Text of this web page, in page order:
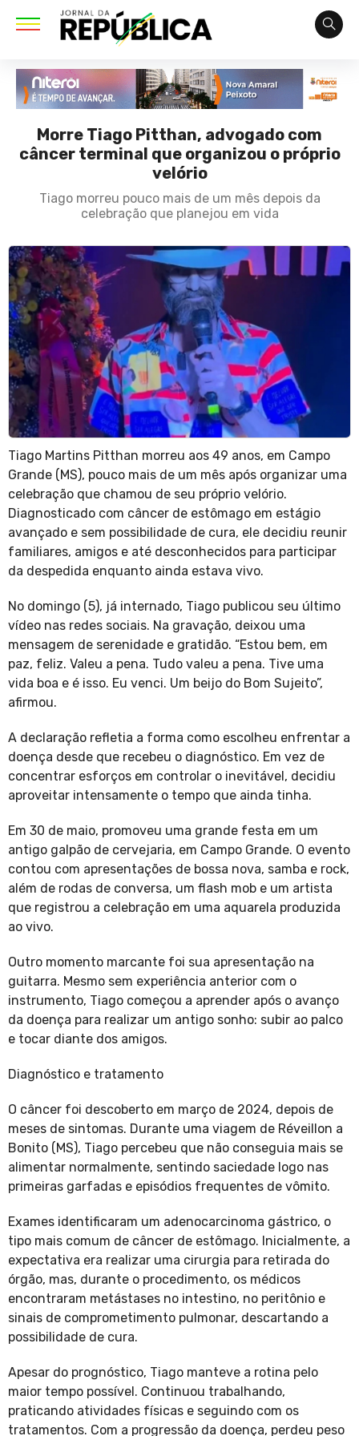
Morre Tiago Pitthan, advogado com
câncer terminal que organizou o próprio
velório
Tiago morreu pouco mais de um mês depois da
celebração que planejou em vida
Tiago Martins Pitthan morreu aos 49 anos, em Campo
Grande (MS), pouco mais de um mês após organizar uma
celebração que chamou de seu próprio velório.
Diagnosticado com câncer de estômago em estágio
avançado e sem possibilidade de cura, ele decidiu reunir
familiares, amigos e até desconhecidos para participar
da despedida enquanto ainda estava vivo.
No domingo (5), já internado, Tiago publicou seu último
vídeo nas redes sociais. Na gravação, deixou uma
mensagem de serenidade e gratidão. “Estou bem, em
paz, feliz. Valeu a pena. Tudo valeu a pena. Tive uma
vida boa e é isso. Eu venci. Um beijo do Bom Sujeito”,
afirmou.
A declaração refletia a forma como escolheu enfrentar a
doença desde que recebeu o diagnóstico. Em vez de
concentrar esforços em controlar o inevitável, decidiu
aproveitar intensamente o tempo que ainda tinha.
Em 30 de maio, promoveu uma grande festa em um
antigo galpão de cervejaria, em Campo Grande. O evento
contou com apresentações de bossa nova, samba e rock,
além de rodas de conversa, um flash mob e um artista
que registrou a celebração em uma aquarela produzida
ao vivo.
Outro momento marcante foi sua apresentação na
guitarra. Mesmo sem experiência anterior com o
instrumento, Tiago começou a aprender após o avanço
da doença para realizar um antigo sonho: subir ao palco
e tocar diante dos amigos.
Diagnóstico e tratamento
O câncer foi descoberto em março de 2024, depois de
meses de sintomas. Durante uma viagem de Réveillon a
Bonito (MS), Tiago percebeu que não conseguia mais se
alimentar normalmente, sentindo saciedade logo nas
primeiras garfadas e episódios frequentes de vômito.
Exames identificaram um adenocarcinoma gástrico, o
tipo mais comum de câncer de estômago. Inicialmente, a
expectativa era realizar uma cirurgia para retirada do
órgão, mas, durante o procedimento, os médicos
encontraram metástases no intestino, no peritônio e
sinais de comprometimento pulmonar, descartando a
possibilidade de cura.
Apesar do prognóstico, Tiago manteve a rotina pelo
maior tempo possível. Continuou trabalhando,
praticando atividades físicas e seguindo com os
tratamentos. Com a progressão da doença, perdeu peso